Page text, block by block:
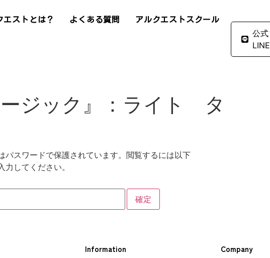
エストとは？ よくある質問 アルクエストスクール
公式
LINE
ジック』：ライト タ
パスワードで保護されています。閲覧するには以下
力してください。
Information Company